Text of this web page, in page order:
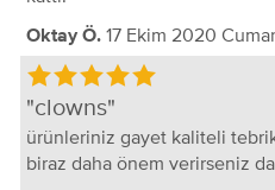
Oktay Ö. 17 Ekim 2020
clowns
ürünleriniz gayet kaliteli
biraz daha önem verirseniz